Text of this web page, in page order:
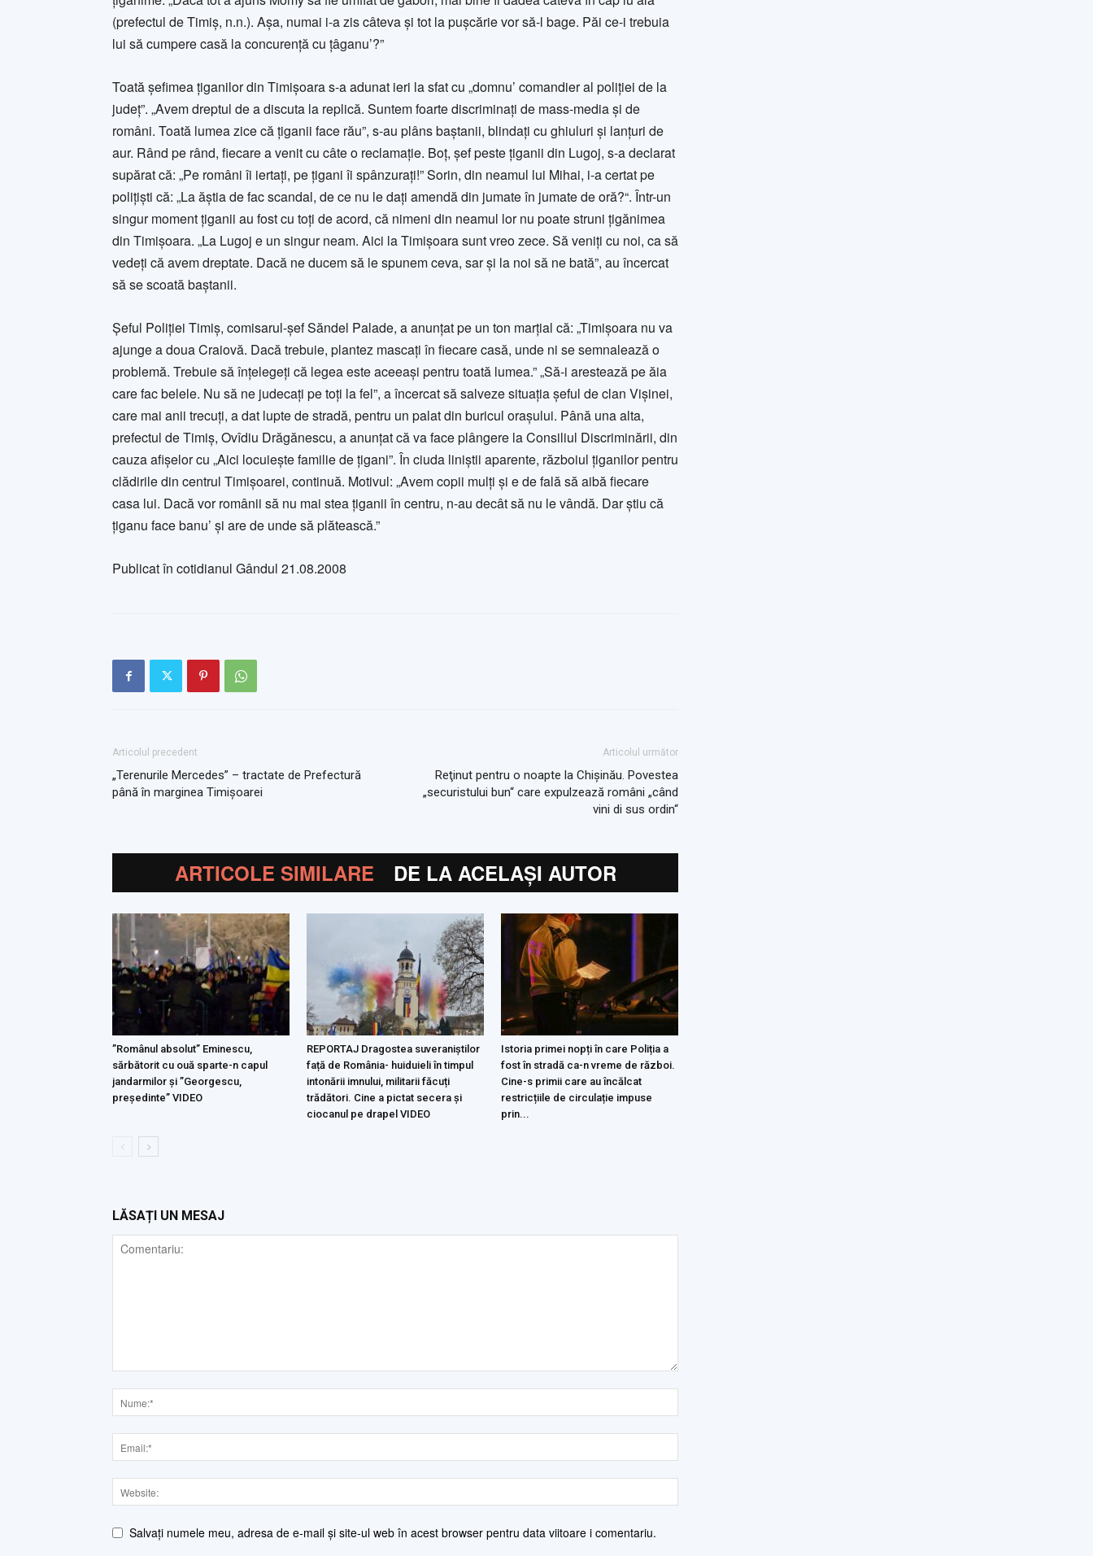
(prefectul de Timiş, n.n.). Aşa, numai i-a zis câteva şi tot la puşcărie vor să-l bage. Păi ce-i trebuia
lui să cumpere casă la concurenţă cu ţâganu’?”
Toată şefimea ţiganilor din Timişoara s-a adunat ieri la sfat cu „domnu’ comandier al poliţiei de la
judeţ”. „Avem dreptul de a discuta la replică. Suntem foarte discriminaţi de mass-media şi de
români. Toată lumea zice că ţiganii face rău”, s-au plâns baştanii, blindaţi cu ghiuluri şi lanţuri de
aur. Rând pe rând, fiecare a venit cu câte o reclamaţie. Boţ, şef peste ţiganii din Lugoj, s-a declarat
supărat că: „Pe români îi iertaţi, pe ţigani îi spânzuraţi!” Sorin, din neamul lui Mihai, i-a certat pe
poliţişti că: „La ăştia de fac scandal, de ce nu le daţi amendă din jumate în jumate de oră?“. Într-un
singur moment ţiganii au fost cu toţi de acord, că nimeni din neamul lor nu poate struni ţigănimea
din Timişoara. „La Lugoj e un singur neam. Aici la Timişoara sunt vreo zece. Să veniţi cu noi, ca să
vedeţi că avem dreptate. Dacă ne ducem să le spunem ceva, sar şi la noi să ne bată”, au încercat
să se scoată baştanii.
Şeful Poliţiei Timiş, comisarul-şef Săndel Palade, a anunţat pe un ton marţial că: „Timişoara nu va
ajunge a doua Craiovă. Dacă trebuie, plantez mascaţi în fiecare casă, unde ni se sem­nalează o
problemă. Trebuie să înţelegeţi că legea este aceeaşi pentru toată lumea.” „Să-i ares­tează pe ăia
care fac belele. Nu să ne judecaţi pe toţi la fel”, a încercat să salveze situaţia şeful de clan Vişinei,
care mai anii trecuţi, a dat lupte de stradă, pentru un palat din buricul ora­şului. Până una alta,
prefectul de Timiş, Ovîdiu Drăgănescu, a anunţat că va face plângere la Consiliul Discriminării, din
cauza afişelor cu „Aici locuieşte familie de ţigani”. În ciuda liniştii apa­rente, războiul ţiganilor pentru
clădirile din centrul Timişoarei, continuă. Motivul: „Avem copii mulţi şi e de fală să aibă fiecare
casa lui. Dacă vor românii să nu mai stea ţiganii în centru, n-au decât să nu le vândă. Dar ştiu că
ţiganu face banu’ şi are de unde să plătească.”
Publicat în cotidianul Gândul 21.08.2008
Articolul precedent
„Terenurile Mercedes” – tractate de Prefectură
până în marginea Timişoarei
Articolul următor
Reţinut pentru o noapte la Chişinău. Povestea
„securistului bun“ care expulzează români „când
vini di sus ordin“
ARTICOLE SIMILARE DE LA ACELAȘI AUTOR
”Românul absolut” Eminescu,
sărbătorit cu ouă sparte-n capul
jandarmilor și ”Georgescu,
președinte” VIDEO
REPORTAJ Dragostea suveraniștilor
față de România- huiduieli în timpul
intonării imnului, militarii făcuți
trădători. Cine a pictat secera și
ciocanul pe drapel VIDEO
Istoria primei nopți în care Poliția a
fost în stradă ca-n vreme de război.
Cine-s primii care au încălcat
restricțiile de circulație impuse
prin...
LĂSAȚI UN MESAJ
Salvați numele meu, adresa de e-mail și site-ul web în acest browser pentru data viitoare i comentariu.